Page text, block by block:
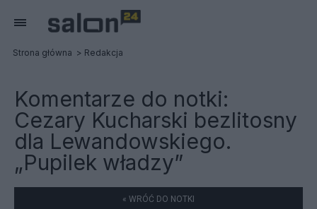
Strona główna Redakcja
Komentarze do notki:
Cezary Kucharski bezlitosny
dla Lewandowskiego.
„Pupilek władzy”
« WRÓĆ DO NOTKI